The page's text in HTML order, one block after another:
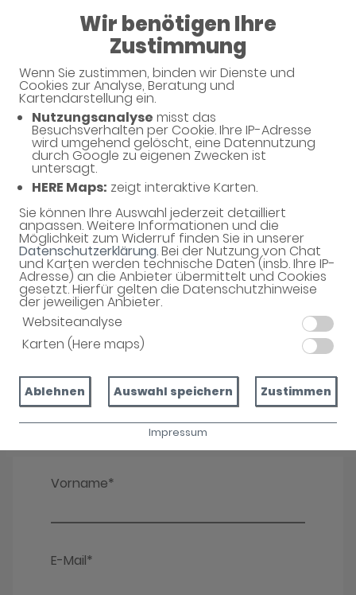
Wir benötigen Ihre
Zustimmung
Wenn Sie zustimmen, binden wir Dienste und
Cookies zur Analyse, Beratung und
Kartendarstellung ein.
Nutzungsanalyse misst das
Besuchsverhalten per Cookie. Ihre IP-Adresse
wird umgehend gelöscht, eine Datennutzung
durch Google zu eigenen Zwecken ist
untersagt.
HERE Maps: zeigt interaktive Karten.
Sie können Ihre Auswahl jederzeit detailliert
anpassen. Weitere Informationen und die
Möglichkeit zum Widerruf finden Sie in unserer
Datenschutzerklärung. Bei der Nutzung von Chat
und Karten werden technische Daten (insb. Ihre IP-
Adresse) an die Anbieter übermittelt und Cookies
gesetzt. Hierfür gelten die Datenschutzhinweise
der jeweiligen Anbieter.
Websiteanalyse
Karten (Here maps)
Ablehnen Auswahl speichern Zustimmen
Impressum
08:30 - 12:30
Murgtal-Apotheke
Unverbindliche Arzneimittel-
Reservierung
Murgtal-Apotheke
Gottlieb-Klumpp-Str. 12, 76593 Gernsbach
Eine Bearbeitung und Abholung der unverbindlichen
Arzneimittel-Reservierung ist nur während der
Öffnungszeiten möglich.